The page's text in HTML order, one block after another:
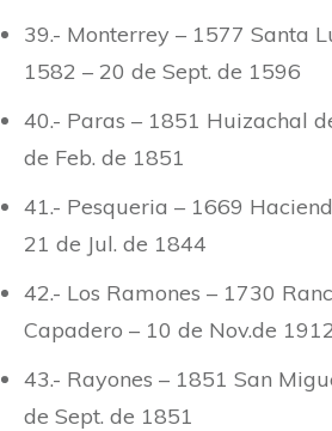
39.- Monterrey – 1577 Santa
1582 – 20 de Sept. de 1596
40.- Paras – 1851 Huizachal
de Feb. de 1851
41.- Pesqueria – 1669
21 de Jul. de 1844
42.- Los Ramones – 1730
Capadero – 10 de Nov.de 1912
43.- Rayones – 1851 San
de Sept. de 1851